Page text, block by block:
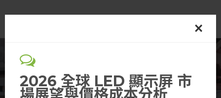
×
2026 全球 LED 顯示屏 市
場展望與價格成本分析
光電